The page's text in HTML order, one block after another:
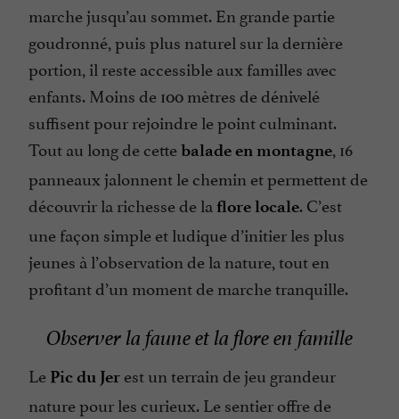
marche jusqu’au sommet. En grande partie
goudronné, puis plus naturel sur la dernière
portion, il reste accessible aux familles avec
enfants. Moins de 100 mètres de dénivelé
suffisent pour rejoindre le point culminant.
Tout au long de cettebalade en montagne , 16
panneaux jalonnent le chemin et permettent de
découvrir la richesse de la flore locale. C’est
une façon simple et ludique d’initier les plus
jeunes à l’observation de la nature, tout en
profitant d’un moment de marche tranquille.
Observer la faune et la flore en famille
Le Pic du Jer est un terrain de jeu grandeur
nature pour les curieux. Le sentier offre de